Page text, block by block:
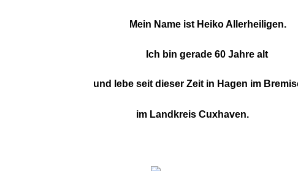
Mein Name ist Heiko Allerheiligen.
Ich bin gerade 60 Jahre alt
und lebe seit dieser Zeit in Hagen im
Landkreis Cuxhaven.